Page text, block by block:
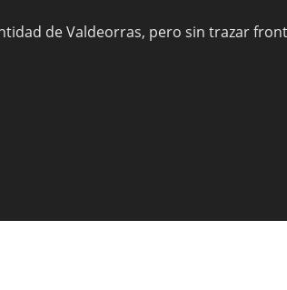
de Valdeorras, pero sin trazar